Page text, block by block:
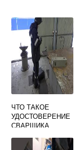
ЧТО ТАКОЕ
УДОСТОВЕРЕНИЕ
СВАРЩИКА